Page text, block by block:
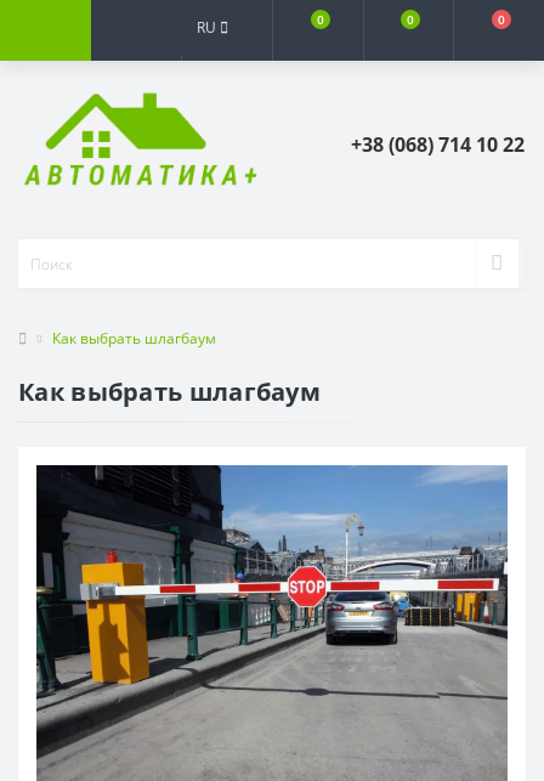
RU 0 0 0
+38 (068) 714 10 22
Как выбрать шлагбаум
Как выбрать шлагбаум